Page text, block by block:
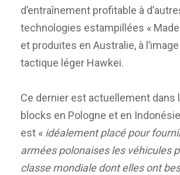
d’entraînement profitable à
technologies estampillées «
et produites en Australie, à
tactique léger Hawkei.
Ce dernier est actuellement dans
blocks en Pologne et en
est « idéalement placé pour
armées polonaises les véhicules
classe mondiale dont elles ont